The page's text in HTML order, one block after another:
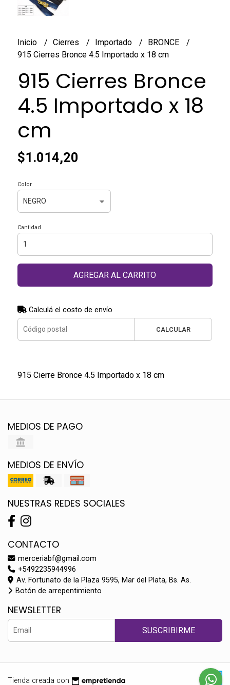
Inicio Cierres Importado
BRONCE
915 Cierres Bronce 4.5 Importado x 18 cm
915 Cierres Bronce
4.5 Importado x 18
cm
$1.014,20
Color
Cantidad
AGREGAR AL CARRITO
Calculá el costo de envío
CALCULAR
915 Cierre Bronce 4.5 Importado x 18 cm
MEDIOS DE PAGO
MEDIOS DE ENVÍO
NUESTRAS REDES SOCIALES
CONTACTO
merceriabf@gmail.com
+5492235944996
Av. Fortunato de la Plaza 9595, Mar del Plata, Bs. As.
Botón de arrepentimiento
NEWSLETTER
SUSCRIBIRME
Tienda creada con